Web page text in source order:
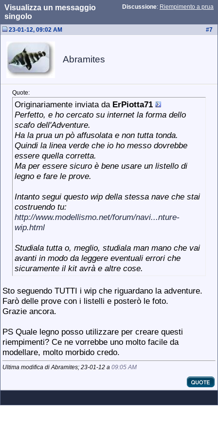
Discussione: Riempimento a prua
Visualizza un messaggio
singolo
#7
23-01-12, 09:02 AM
Abramites
Quote:
Originariamente inviata da ErPiotta71
Perfetto, e ho cercato su internet la forma dello
scafo dell'Adventure.
Ha la prua un pò affusolata e non tutta tonda.
Quindi la linea verde che io ho messo dovrebbe
essere quella corretta.
Ma per essere sicuro è bene usare un listello di
legno e fare le prove.
Intanto segui questo wip della stessa nave che stai
costruendo tu:
http://www.modellismo.net/forum/navi...nture-
wip.html
Studiala tutta o, meglio, studiala man mano che vai
avanti in modo da leggere eventuali errori che
sicuramente il kit avrà e altre cose.
Sto seguendo TUTTI i wip che riguardano la adventure.
Farò delle prove con i listelli e posterò le foto.
Grazie ancora.
PS Quale legno posso utilizzare per creare questi
riempimenti? Ce ne vorrebbe uno molto facile da
modellare, molto morbido credo.
Ultima modifica di Abramites; 23-01-12 a 09:05 AM